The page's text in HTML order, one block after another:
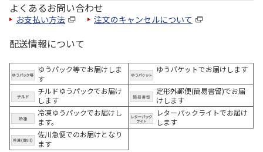
よくあるお問い合わせ
お支払い方法 注文のキャンセルについて
配送情報について
ゆうパック等でお届けしま
す
ゆうパケットでお届けします
チルドゆうパックでお届け
します
定形外郵便(簡易書留)でお届
けします
冷凍ゆうパックでお届けし
ます。
レターパックライトでお届け
します
佐川急便でのお届けとなり
ます